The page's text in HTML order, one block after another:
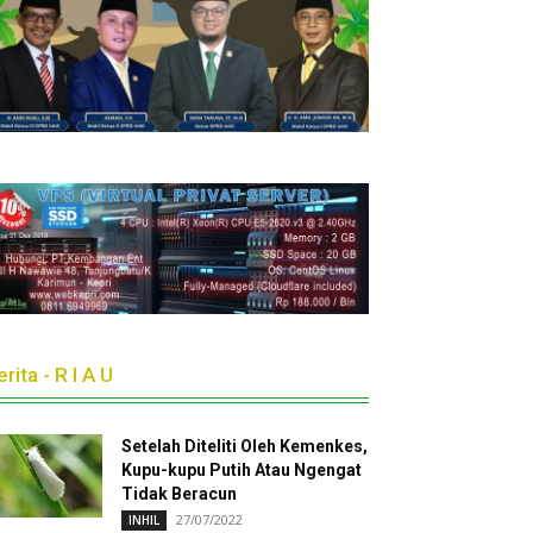
- R I A U
Setelah Diteliti Oleh Kemenkes,
Kupu-kupu Putih Atau Ngengat
Tidak Beracun
INHIL 27/07/2022